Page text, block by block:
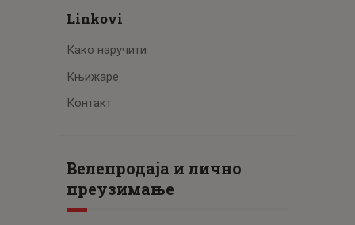
Linkovi
Како наручити
Књижаре
Контакт
Велепродаја и лично
преузимање